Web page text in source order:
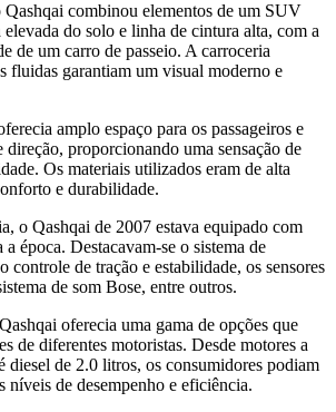
Qashqai combinou elementos de um SUV
do solo e linha de cintura alta, com a
de um carro de passeio. A carroceria
fluidas garantiam um visual moderno e
amplo espaço para os passageiros e
direção, proporcionando uma sensação de
Os materiais utilizados eram de alta
e durabilidade.
o Qashqai de 2007 estava equipado com
época. Destacavam-se o sistema de
controle de tração e estabilidade, os sensores
de som Bose, entre outros.
oferecia uma gama de opções que
de diferentes motoristas. Desde motores a
diesel de 2.0 litros, os consumidores podiam
níveis de desempenho e eficiência.